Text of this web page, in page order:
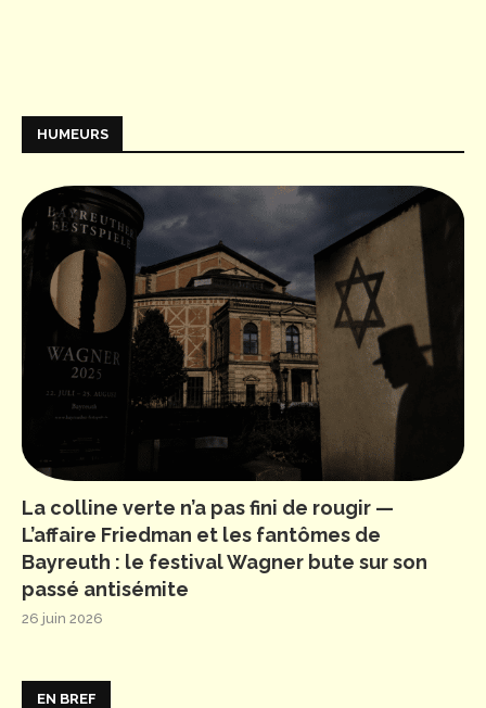
HUMEURS
La colline verte n’a pas fini de rougir —
L’affaire Friedman et les fantômes de
Bayreuth : le festival Wagner bute sur son
passé antisémite
26 juin 2026
EN BREF